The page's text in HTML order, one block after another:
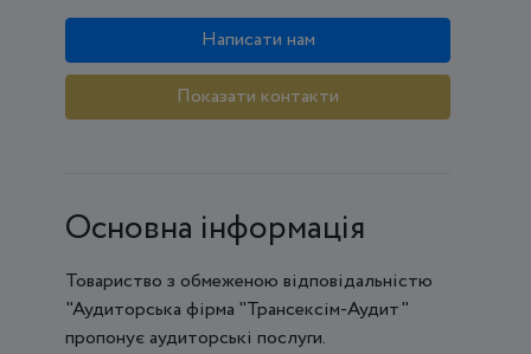
Написати нам
Показати контакти
Основна інформація
Товариство з обмеженою відповідальністю
"Аудиторська фірма "Трансексім-Аудит"
пропонує аудиторські послуги.